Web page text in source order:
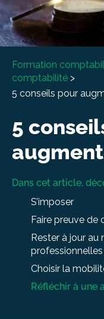
À propos
Formation
comptabilité >
5 conseils pour
5
Dans cet article,
S’imposer
Faire preuve de
Rester à jour au
professionnelles
Choisir la
Réfléchir à une